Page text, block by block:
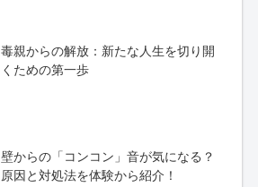
毒親からの解放：新たな人生を切り開
くための第一歩
壁からの「コンコン」音が気になる？
原因と対処法を体験から紹介！